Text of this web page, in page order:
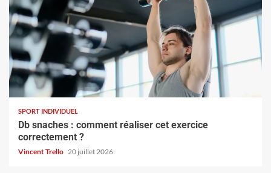
SPORT INDIVIDUEL
Db snaches : comment réaliser cet exercice
correctement ?
Vincent Trello 20 juillet 2026